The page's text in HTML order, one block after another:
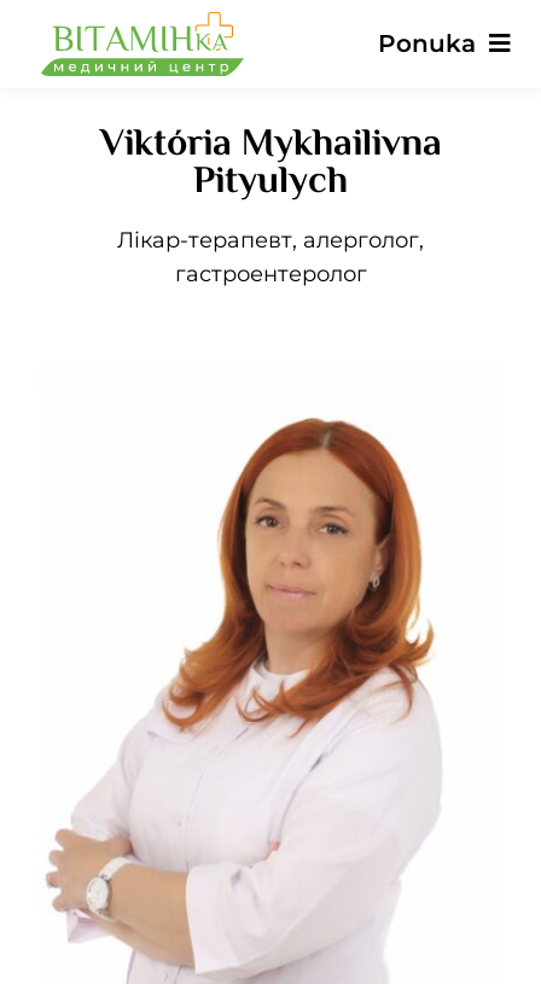
obsah
Ponuka
Hlavné
Služby
Lekári
Recenzie
Správy
Kontakty
SK
Viktória Mykhailivna
Pityulych
Лікар-терапевт, алерголог,
гастроентеролог